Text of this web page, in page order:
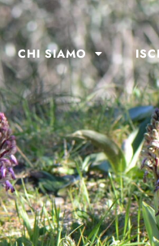
CHI SIAMO